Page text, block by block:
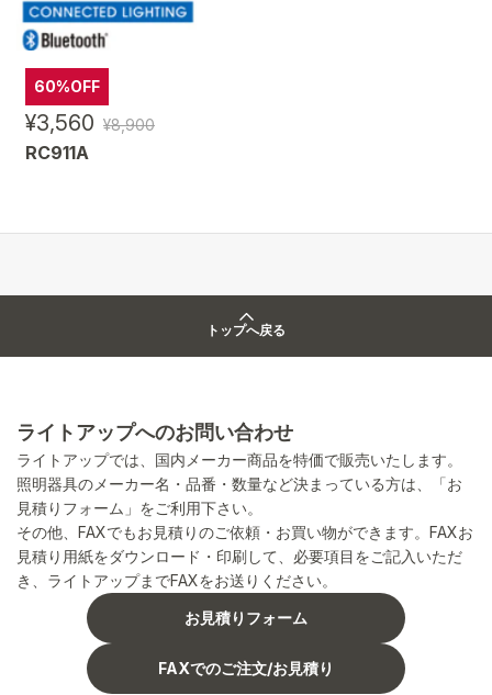
60%OFF
¥3,560 ¥8,900
RC911A
トップへ戻る
ライトアップへのお問い合わせ
ライトアップでは、国内メーカー商品を特価で販売いたします。
照明器具のメーカー名・品番・数量など決まっている方は、「お
見積りフォーム」をご利用下さい。
その他、FAXでもお見積りのご依頼・お買い物ができます。FAXお
見積り用紙をダウンロード・印刷して、必要項目をご記入いただ
き、ライトアップまでFAXをお送りください。
お見積りフォーム
FAXでのご注文/お見積り